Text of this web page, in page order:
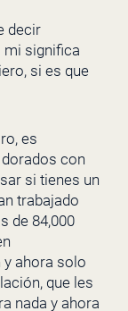
decir
mi significa
si es que
es
con
si tienes un
trabajado
de 84,000
y ahora solo
que les
nada y ahora